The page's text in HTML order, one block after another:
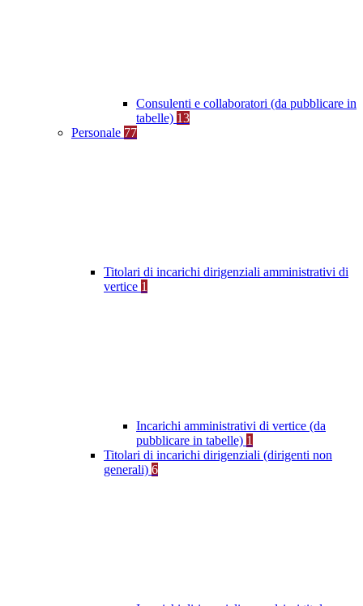
Consulenti e collaboratori (da pubblicare in
tabelle) 13
Personale 77
Titolari di incarichi dirigenziali amministrativi di
vertice 1
Incarichi amministrativi di vertice (da
pubblicare in tabelle) 1
Titolari di incarichi dirigenziali (dirigenti non
generali) 6